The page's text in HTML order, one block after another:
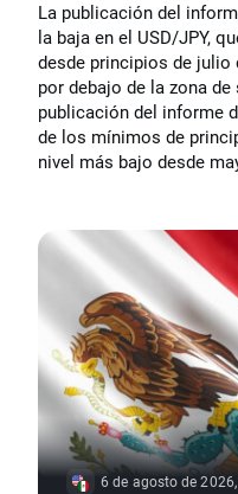
La publicación del
la baja en el USD/JPY,
desde principios de julio
por debajo de la zona
publicación del informe
de los mínimos de
nivel más bajo desde
6 de agosto de